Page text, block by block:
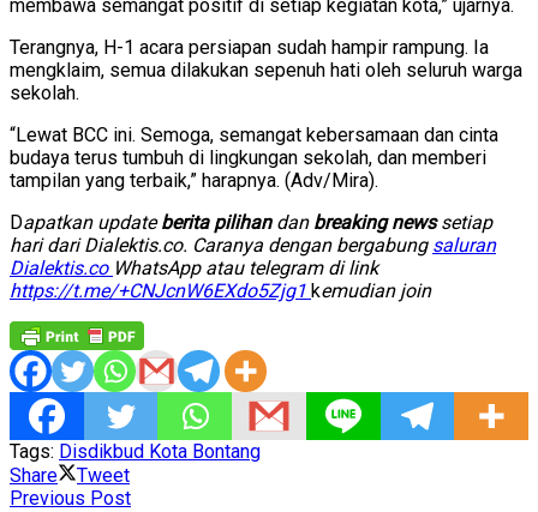
membawa semangat positif di setiap kegiatan kota,” ujarnya.
Terangnya, H-1 acara persiapan sudah hampir rampung. Ia
mengklaim, semua dilakukan sepenuh hati oleh seluruh warga
sekolah.
“Lewat BCC ini. Semoga, semangat kebersamaan dan cinta
budaya terus tumbuh di lingkungan sekolah, dan memberi
tampilan yang terbaik,” harapnya. (Adv/Mira).
Dapatkan updateberita pilihan dan breaking newssetiap
hari dari Dialektis.co. Caranya dengan bergabung saluran
Dialektis.co WhatsApp atau telegram di link
https://t.me/+CNJcnW6EXdo5Zjg1 kemudian join
Tags: Disdikbud Kota Bontang
Share
Tweet
Previous Post